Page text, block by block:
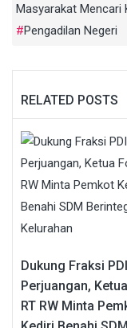
Masyarakat Mencari
Pengadilan Negeri
RELATED POSTS
Dukung Fraksi PDI
Perjuangan,
RT RW Minta